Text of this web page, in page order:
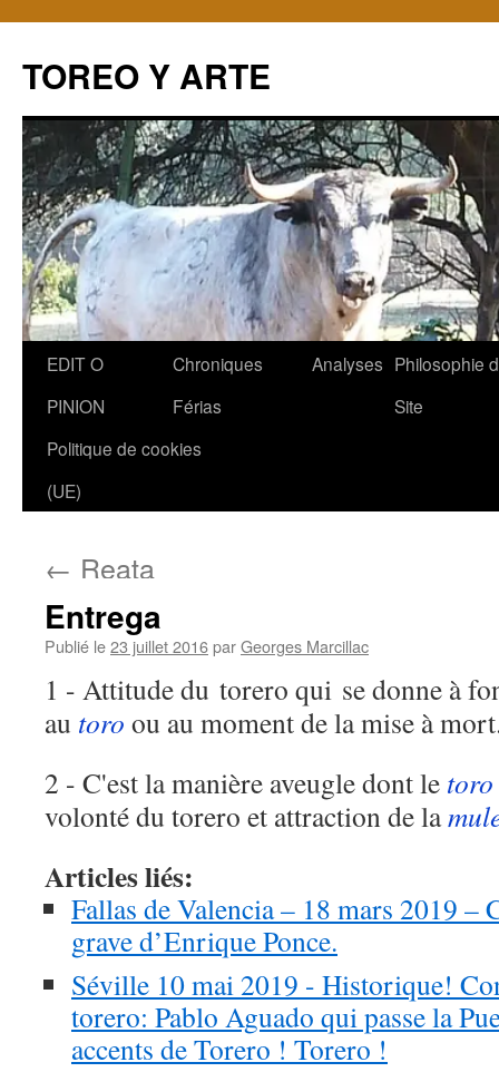
TOREO Y ARTE
Aller
contenu
EDIT O
PINION
Chroniques
Férias
Analyses Philosophie
Site
Politique de cookies
(UE)
← Reata
Entrega
Publié le23 juillet 2016parGeorges Marcillac
1 - Attitude du torero qui se donne à
au toro ou au moment de la mise à
2 - C'est la manière aveugle dont le toro
volonté du torero et attraction de la
Articles liés:
Fallas de Valencia – 18 mars 2019 –
grave d’Enrique Ponce.
Séville 10 mai 2019 - Historique!
torero: Pablo Aguado qui passe la
accents de Torero ! Torero !